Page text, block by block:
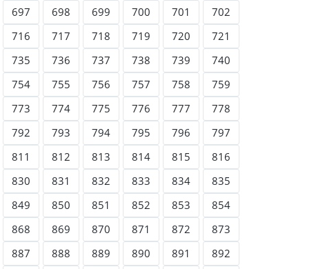
697 698 699 700 701
702
716 717 718 719 720
721
735 736 737 738 739
740
754 755 756 757 758
759
773 774 775 776 777
778
792 793 794 795 796
797
811 812 813 814 815
816
830 831 832 833 834
835
849 850 851 852 853
854
868 869 870 871 872
873
887 888 889 890 891
892